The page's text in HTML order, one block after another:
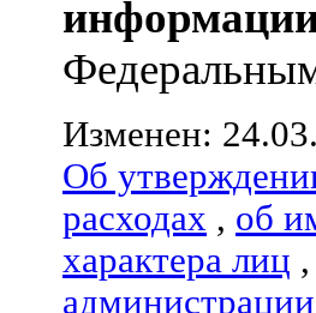
Изменен:
Об
расходах , об
характера лиц ,
администрации